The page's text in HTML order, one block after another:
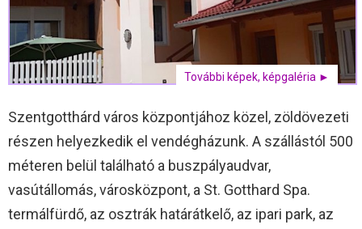
További képek, képgaléria ►
Szentgotthárd város központjához közel, zöldövezeti
részen helyezkedik el vendégházunk. A szállástól 500
méteren belül található a buszpályaudvar,
vasútállomás, városközpont, a St. Gotthard Spa.
termálfürdő, az osztrák határátkelő, az ipari park, az